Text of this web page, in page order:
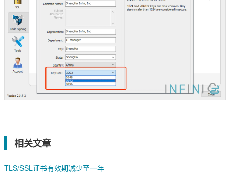
相关文章
TLS/SSL证书有效期减少至一年